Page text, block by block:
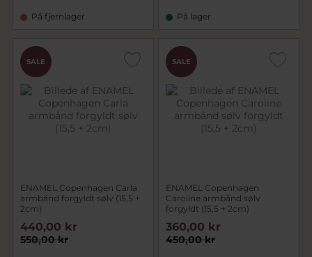
På fjernlager På lager
SALE
ENAMEL Copenhagen Carla
armbånd forgyldt sølv (15,5 +
2cm)
550,00 kr
440,00 kr
SALE
ENAMEL Copenhagen
Caroline armbånd sølv
forgyldt (15,5 + 2cm)
450,00 kr
360,00 kr